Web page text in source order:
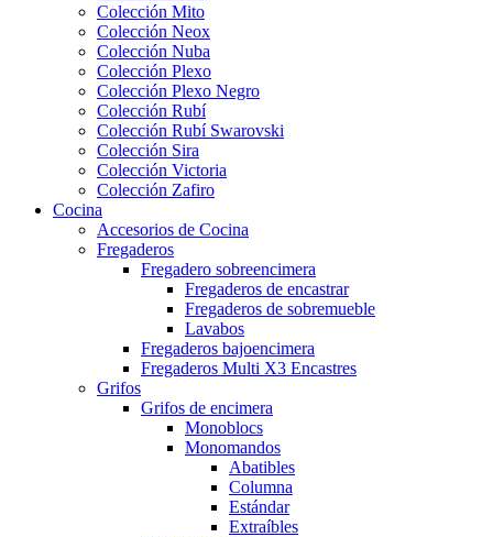
Colección Mito
Colección Neox
Colección Nuba
Colección Plexo
Colección Plexo Negro
Colección Rubí
Colección Rubí Swarovski
Colección Sira
Colección Victoria
Colección Zafiro
Cocina
Accesorios de Cocina
Fregaderos
Fregadero sobreencimera
Fregaderos de encastrar
Fregaderos de sobremueble
Lavabos
Fregaderos bajoencimera
Fregaderos Multi X3 Encastres
Grifos
Grifos de encimera
Monoblocs
Monomandos
Abatibles
Columna
Estándar
Extraíbles